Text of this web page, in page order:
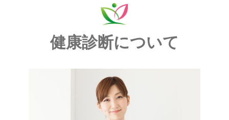
健康診断について